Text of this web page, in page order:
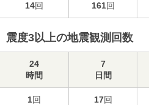
14回 161回
震度3以上の地震観測回数
24
時間
7
日間
1回 17回